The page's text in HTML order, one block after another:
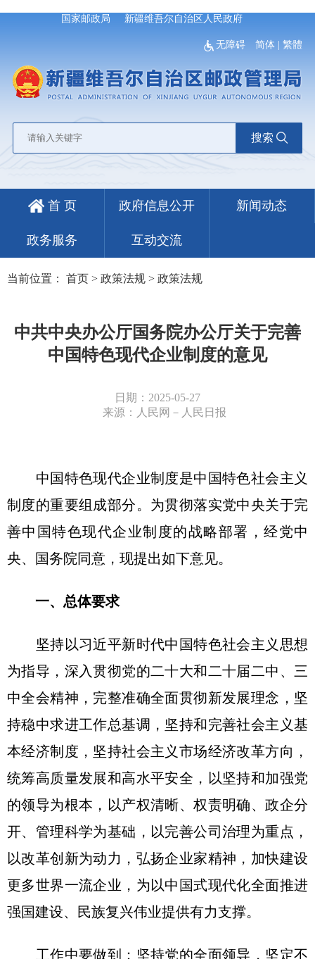
国家邮政局 新疆维吾尔自治区人民政府
无障碍 简体 |繁體
搜索
首 页 政府信息公开 新闻动态
政务服务 互动交流
当前位置： 首页 > 政策法规 > 政策法规
中共中央办公厅国务院办公厅关于完善
中国特色现代企业制度的意见
日期：2025-05-27
来源：人民网－人民日报
中国特色现代企业制度是中国特色社会主义
制度的重要组成部分。为贯彻落实党中央关于完
善中国特色现代企业制度的战略部署，经党中
央、国务院同意，现提出如下意见。
一、总体要求
坚持以习近平新时代中国特色社会主义思想
为指导，深入贯彻党的二十大和二十届二中、三
中全会精神，完整准确全面贯彻新发展理念，坚
持稳中求进工作总基调，坚持和完善社会主义基
本经济制度，坚持社会主义市场经济改革方向，
统筹高质量发展和高水平安全，以坚持和加强党
的领导为根本，以产权清晰、权责明确、政企分
开、管理科学为基础，以完善公司治理为重点，
以改革创新为动力，弘扬企业家精神，加快建设
更多世界一流企业，为以中国式现代化全面推进
强国建设、民族复兴伟业提供有力支撑。
工作中要做到：坚持党的全面领导，坚定不